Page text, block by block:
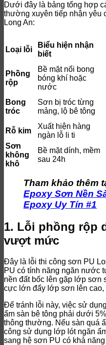
Dưới đây là bảng tổng hợp
thường xuyên tiếp nhận yêu
Long An:
Loại lỗi
Biểu hiện nhận
biết
Phồng
rộp
Bề mặt nổi bong
bóng khí hoặc
nước
Bong
tróc
Sơn bị tróc từng
mảng, lộ bê tông
Rỗ kim
Xuất hiện hàng
ngàn lỗ li ti
Sơn
không
khô
Bề mặt dính, mềm
sau 24h
Tham khảo thêm
Epoxy Sơn Nền
Epoxy Uy Tín #1
1. Lỗi phồng rộp
vượt mức
Đây là lỗi thi công sơn PU
PU có tính năng ngăn nước
nền đất bốc lên gặp lớp sơn
cực lớn đẩy lớp sơn lên cao,
Để tránh lỗi này, việc sử
ẩm sàn bê tông phải dưới
thông thường. Nếu sàn quá
công sử dụng lớp lót ngăn
sang hệ sơn PU có khả